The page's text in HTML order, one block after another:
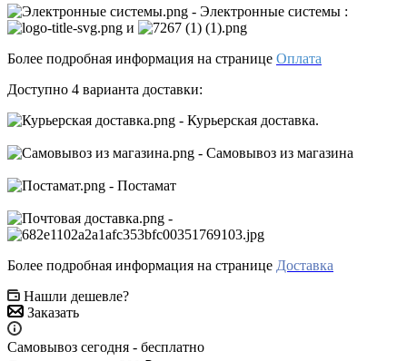
- Электронные системы :
и
Более подробная информация на странице Оплата
Доступно 4 варианта доставки:
- Курьерская доставка.
- Самовывоз из магазина
- Постамат
-
Более подробная информация на странице Доставка
Нашли дешевле?
Заказать
Самовывоз сегодня - бесплатно